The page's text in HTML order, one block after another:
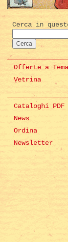
Cerca in
Offerte a Tema
Vetrina
Cataloghi PDF
News
Ordina
Newsletter